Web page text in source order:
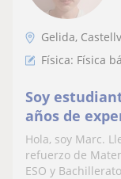
Gelida,
Física: Física
Soy
años de
Matemáticas
Bachillerato.
Hola, soy Marc.
refuerzo de
ESO y